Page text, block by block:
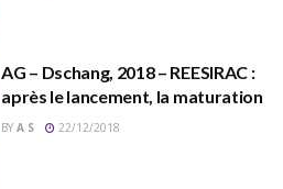
AG – Dschang, 2018 – REESIRAC :
après le lancement, la maturation
BY A S 22/12/2018